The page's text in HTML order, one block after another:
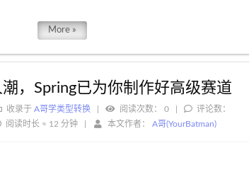
More »
，Spring已为你制作好高级赛道
收录于 A哥学类型转换 阅读次数： 0
评论数：
阅读时长 ≈ 12 分钟 本文作者： A哥(YourBatman)